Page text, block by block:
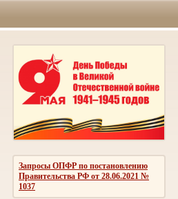
Запросы ОПФР по постановлению
Правительства РФ от 28.06.2021 №
1037